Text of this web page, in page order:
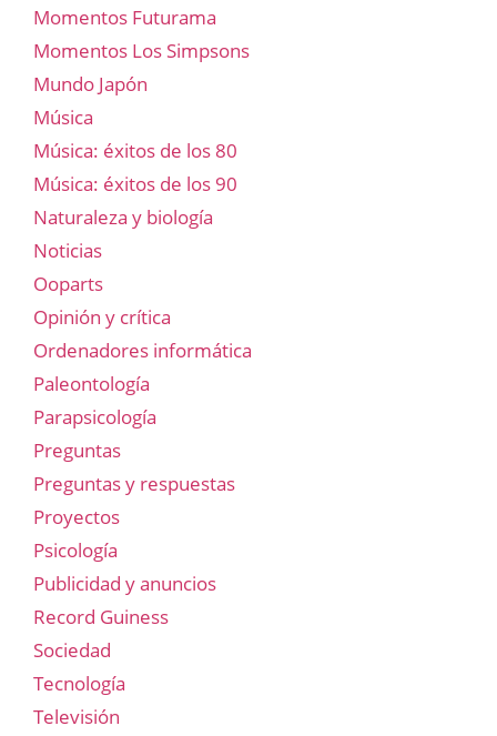
Momentos Futurama
Momentos Los Simpsons
Mundo Japón
Música
Música: éxitos de los 80
Música: éxitos de los 90
Naturaleza y biología
Noticias
Ooparts
Opinión y crítica
Ordenadores informática
Paleontología
Parapsicología
Preguntas
Preguntas y respuestas
Proyectos
Psicología
Publicidad y anuncios
Record Guiness
Sociedad
Tecnología
Televisión